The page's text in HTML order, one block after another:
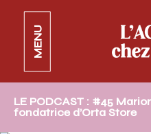
MENU
LE PODCAST : #45
fondatrice d’Orta Store